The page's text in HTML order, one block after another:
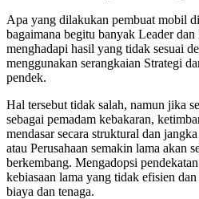
Apa yang dilakukan pembuat mobil
bagaimana begitu banyak Leader dan
menghadapi hasil yang tidak sesuai
menggunakan serangkaian Strategi
pendek.
Hal tersebut tidak salah, namun jika
sebagai pemadam kebakaran,
mendasar secara struktural dan
atau Perusahaan semakin lama akan
berkembang. Mengadopsi
kebiasaan lama yang tidak efisien
biaya dan tenaga.